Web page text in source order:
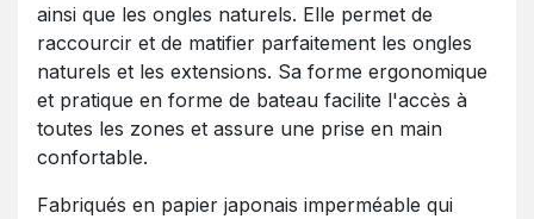
ainsi que les ongles naturels. Elle permet de
raccourcir et de matifier parfaitement les ongles
naturels et les extensions. Sa forme ergonomique
et pratique en forme de bateau facilite l'accès à
toutes les zones et assure une prise en main
confortable.
Fabriqués en papier japonais imperméable qui